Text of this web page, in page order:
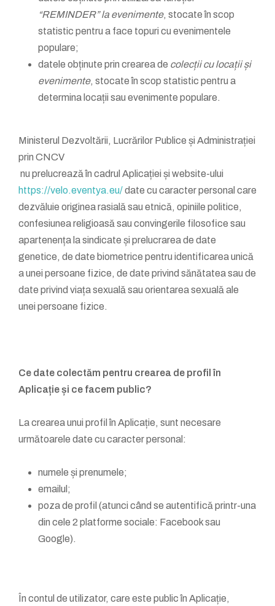
“REMINDER” la evenimente, stocate în scop
statistic pentru a face topuri cu evenimentele
populare;
datele obținute prin crearea de colecții cu locații și
evenimente, stocate în scop statistic pentru a
determina locații sau evenimente populare.
Ministerul Dezvoltării, Lucrărilor Publice și Administrației
prin CNCV
nu prelucrează în cadrul Aplicației și website-ului
https://velo.eventya.eu/date cu caracter personal care
dezvăluie originea rasială sau etnică, opiniile politice,
confesiunea religioasă sau convingerile filosofice sau
apartenența la sindicate și prelucrarea de date
genetice, de date biometrice pentru identificarea unică
a unei persoane fizice, de date privind sănătatea sau de
date privind viața sexuală sau orientarea sexuală ale
unei persoane fizice.
Ce date colectăm pentru crearea de profil în
Aplicație și ce facem public?
La crearea unui profil în Aplicație, sunt necesare
următoarele date cu caracter personal:
numele și prenumele;
emailul;
poza de profil (atunci când se autentifică printr-una
din cele 2 platforme sociale: Facebook sau
Google).
În contul de utilizator, care este public în Aplicație,